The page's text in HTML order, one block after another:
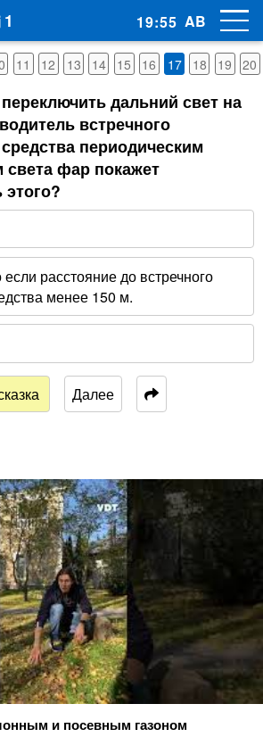
11 12 13 14 15 16 17 18 19 20
дальний свет на
встречного
периодическим
света фар покажет
расстояние до встречного
менее 150 м.
Далее
1 19:54 AB
и посевным газоном